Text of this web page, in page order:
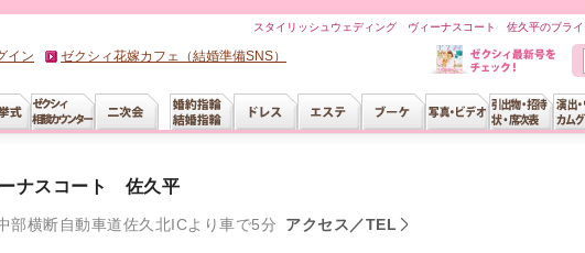
スタイリッシュウェディング ヴィーナスコート 佐久平のブライ
イン ゼクシィ花嫁カフェ（結婚準備SNS）
ナスコート 佐久平
部横断自動車道佐久北ICより車で5分 アクセス／TEL